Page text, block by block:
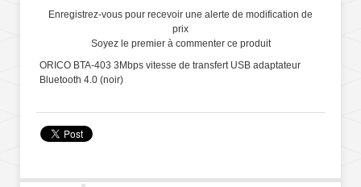
Enregistrez-vous pour recevoir une alerte de modification de
prix
Soyez le premier à commenter ce produit
ORICO BTA-403 3Mbps vitesse de transfert USB adaptateur
Bluetooth 4.0 (noir)